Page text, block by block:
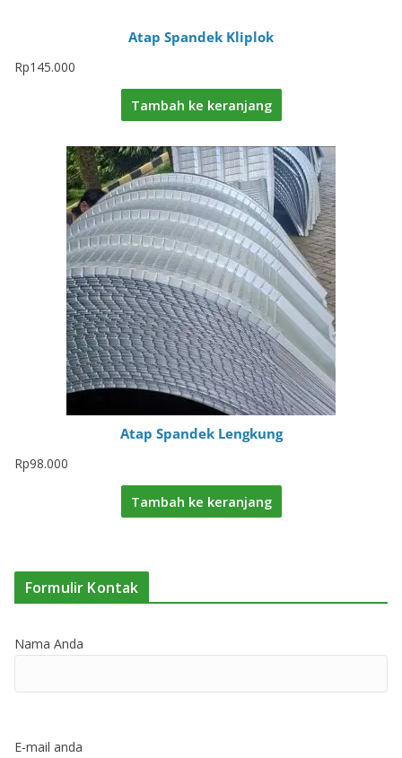
Atap Spandek Kliplok
Rp145.000
Tambah ke keranjang
Atap Spandek Lengkung
Rp98.000
Tambah ke keranjang
Formulir Kontak
Nama Anda
E-mail anda